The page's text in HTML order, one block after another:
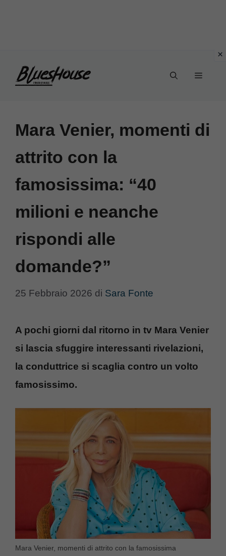
Menu
Mara Venier, momenti di
attrito con la
famosissima: “40
milioni e neanche
rispondi alle
domande?”
25 Febbraio 2026 di Sara Fonte
A pochi giorni dal ritorno in tv Mara Venier
si lascia sfuggire interessanti rivelazioni,
la conduttrice si scaglia contro un volto
famosissimo.
Mara Venier, momenti di attrito con la famosissima